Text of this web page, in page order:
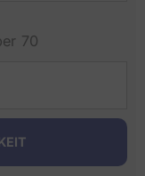
70